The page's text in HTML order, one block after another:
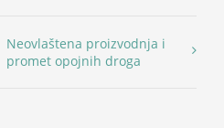
Neovlaštena proizvodnja i
promet opojnih droga